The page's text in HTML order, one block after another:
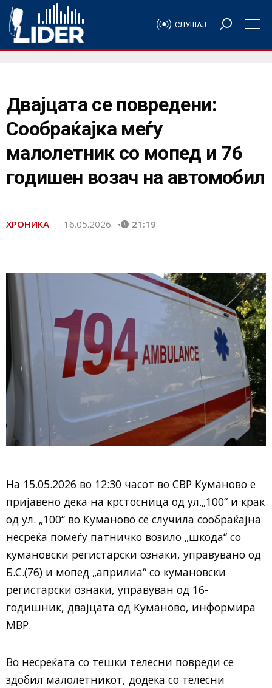
СЛУШАЈ
Двајцата се повредени:
Сообраќајка меѓу
малолетник со мопед и 76
годишен возач на автомобил
ХРОНИКА 16.05.2026. 21:19
На 15.05.2026 во 12:30 часот во СВР Куманово е
пријавено дека на крстосница од ул.„100“ и крак
од ул. „100“ во Куманово се случила сообраќајна
несреќа помеѓу патничко возило „шкода“ со
кумановски регистарски ознаки, управувано од
Б.С.(76) и мопед „априлиа“ со кумановски
регистарски ознаки, управуван од 16-
годишник, двајцата од Куманово, информира
МВР.
Во несреќата со тешки телесни повреди се
здобил малолетникот, додека со телесни